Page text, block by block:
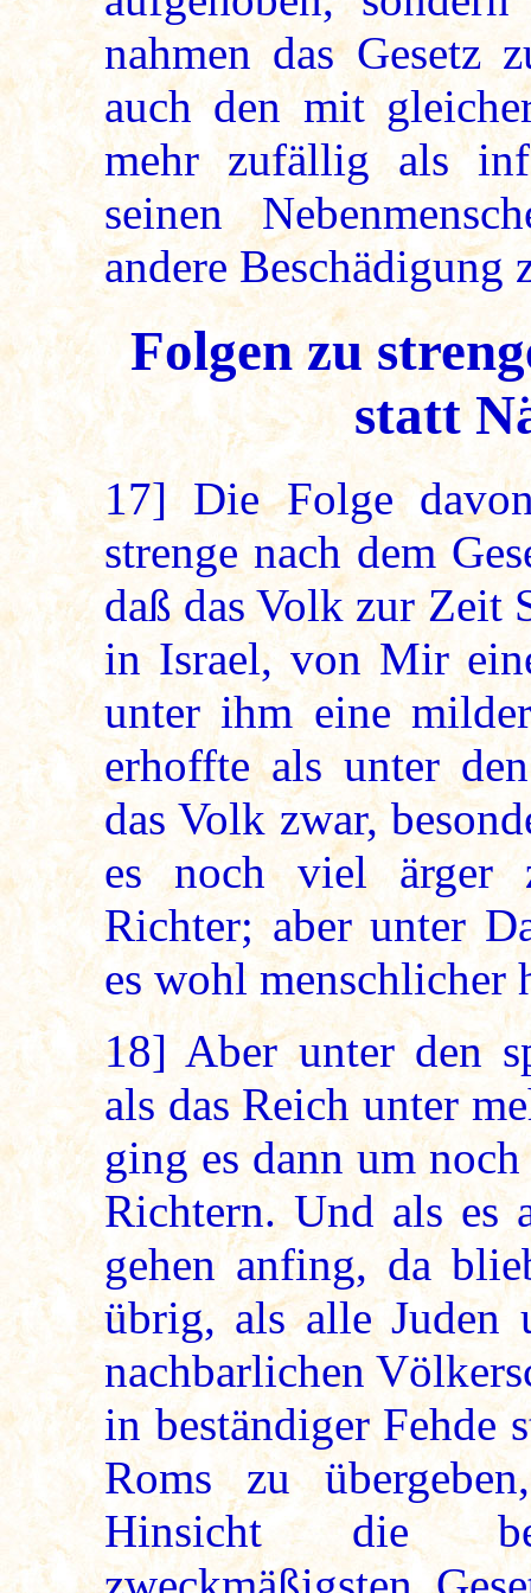
nahmen das Gesetz
auch den mit
mehr zufällig als
seinen
andere Beschädigung
Folgen zu
statt
17]Die Folge
strenge nach dem
daß das Volk zur Zeit
in Israel, von Mir
unter ihm eine
erhoffte als unter
das Volk zwar,
es noch viel ärger
Richter; aber unter
es wohl menschlicher
18]Aber unter den
als das Reich unter
ging es dann um
Richtern. Und als es
gehen anfing, da
übrig, als alle Juden
nachbarlichen
in beständiger Fehde
Roms zu
Hinsicht die